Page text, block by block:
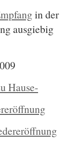
in der
ausgiebig
Hause-